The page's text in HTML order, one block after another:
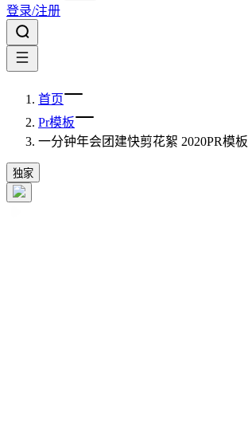
登录/注册
首页
Pr模板
一分钟年会团建快剪花絮 2020PR模板
独家